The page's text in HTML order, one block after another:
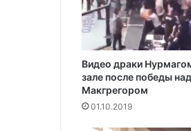
ы
и
у
р
и
н
Видео драки
зале после победы над
Макгрегором‍
01.10.2019